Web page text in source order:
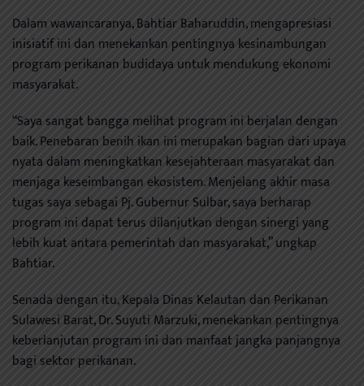
Dalam wawancaranya, Bahtiar Baharuddin, mengapresiasi
inisiatif ini dan menekankan pentingnya kesinambungan
program perikanan budidaya untuk mendukung ekonomi
masyarakat.
“Saya sangat bangga melihat program ini berjalan dengan
baik. Penebaran benih ikan ini merupakan bagian dari upaya
nyata dalam meningkatkan kesejahteraan masyarakat dan
menjaga keseimbangan ekosistem. Menjelang akhir masa
tugas saya sebagai Pj. Gubernur Sulbar, saya berharap
program ini dapat terus dilanjutkan dengan sinergi yang
lebih kuat antara pemerintah dan masyarakat,” ungkap
Bahtiar.
Senada dengan itu, Kepala Dinas Kelautan dan Perikanan
Sulawesi Barat, Dr. Suyuti Marzuki, menekankan pentingnya
keberlanjutan program ini dan manfaat jangka panjangnya
bagi sektor perikanan.